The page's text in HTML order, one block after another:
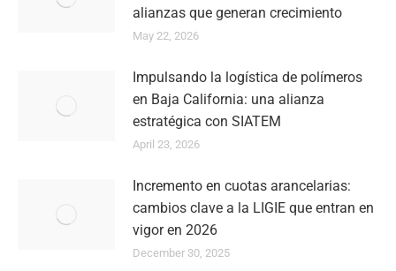
alianzas que generan crecimiento
May 22, 2026
Impulsando la logística de polímeros
en Baja California: una alianza
estratégica con SIATEM
April 23, 2026
Incremento en cuotas arancelarias:
cambios clave a la LIGIE que entran en
vigor en 2026
December 30, 2025